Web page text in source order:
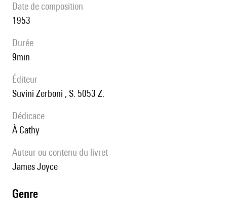
date de composition
1953
durée
9min
éditeur
Suvini Zerboni , S. 5053 Z.
Dédicace
à Cathy
Auteur ou contenu du livret
James Joyce
genre